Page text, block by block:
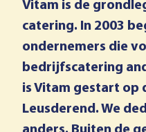
Vitam is de
catering. In 2003
ondernemers die
bedrijfscatering
is Vitam gestart op
Leusderend. We